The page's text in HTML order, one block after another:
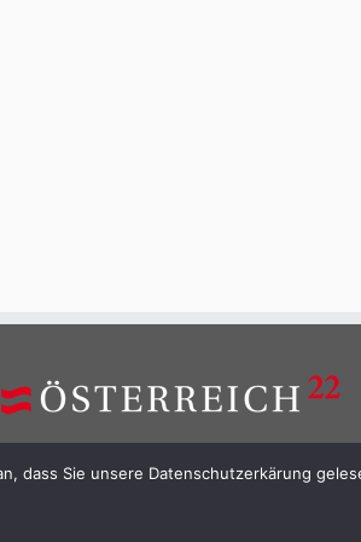
dass Sie unsere Datenschutzerkärung